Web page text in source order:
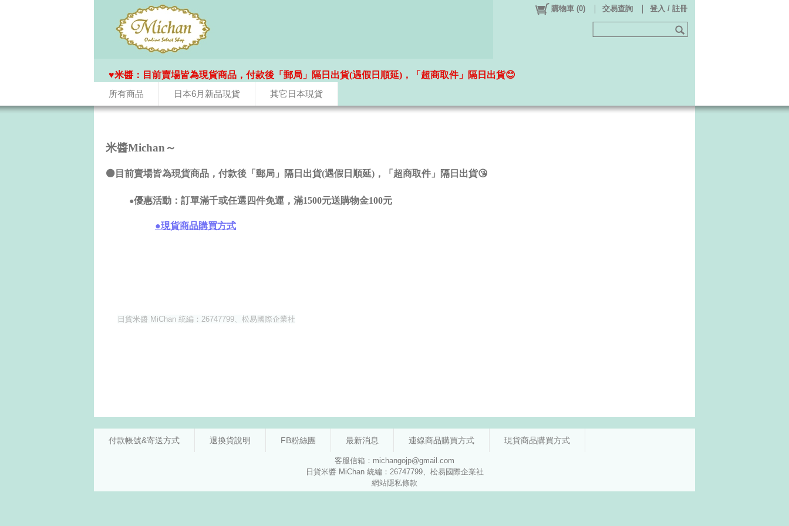
所有商品 日本6月新品現貨 其它日本現貨
購物車 (0) 交易查詢 登入 / 註冊
♥️米醬：目前賣場皆為現貨商品，付款後「郵局」隔日出貨(遇假日順延)，「超商取件」隔日出貨😊
付款帳號&寄送方式 退換貨說明 FB粉絲團 最新消息 連線商品購買方式 現貨商品購買方式
客服信箱：michangojp@gmail.com
日貨米醬 MiChan 統編：26747799、松易國際企業社
網站隱私條款